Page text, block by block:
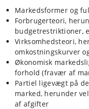
Markedsformer og
Forbrugerteori,
budgetrestriktioner,
Virksomhedsteori,
omkostningskurver
Økonomisk
forhold (fravær af
Partiel ligevægt på
marked, herunder
af afgifter